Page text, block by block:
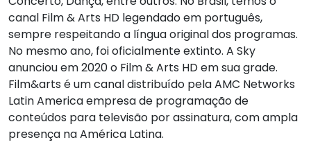
canal Film & Arts HD legendado em português,
sempre respeitando a língua original dos programas.
No mesmo ano, foi oficialmente extinto. A Sky
anunciou em 2020 o Film & Arts HD em sua grade.
Film&arts é um canal distribuído pela AMC Networks
Latin America empresa de programação de
conteúdos para televisão por assinatura, com ampla
presença na América Latina.